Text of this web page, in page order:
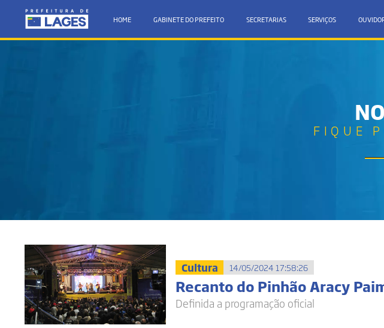
HOME GABINETE DO PREFEITO SECRETARIAS SERVIÇOS
FIQUE
Cultura 14/05/2024 17:58:26
Recanto do Pinhão Aracy
Definida a programação oficial